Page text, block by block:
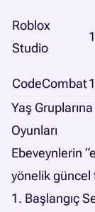
Roblox
Studio
CodeCombat
Yaş
Oyunları
Ebeveynlerin
yönelik
1. Başlangıç